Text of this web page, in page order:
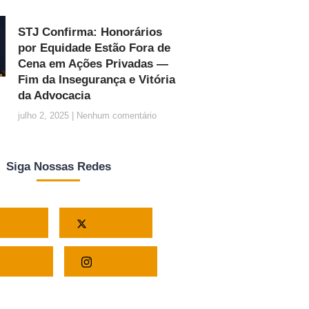
STJ Confirma: Honorários
por Equidade Estão Fora de
Cena em Ações Privadas —
Fim da Insegurança e Vitória
da Advocacia
julho 2, 2025 Nenhum comentário
Siga Nossas Redes
Instagram